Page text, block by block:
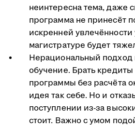
неинтересна тема, даже
программа не принесёт
искренней увлечённости
магистратуре будет
Нерациональный подход
обучение. Брать кредиты
программы без расчёта
идея так себе. Но и
поступлении из-за
стоит. Важно с умом